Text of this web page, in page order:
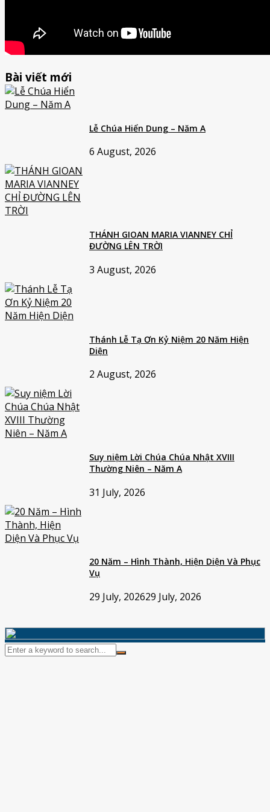
Bài viết mới
Lễ Chúa Hiển Dung – Năm A
6 August, 2026
THÁNH GIOAN MARIA VIANNEY CHỈ
ĐƯỜNG LÊN TRỜI
3 August, 2026
Thánh Lễ Tạ Ơn Kỷ Niệm 20 Năm Hiện
Diện
2 August, 2026
Suy niệm Lời Chúa Chúa Nhật XVIII
Thường Niên – Năm A
31 July, 2026
20 Năm – Hình Thành, Hiện Diện Và Phục
Vụ
29 July, 202629 July, 2026